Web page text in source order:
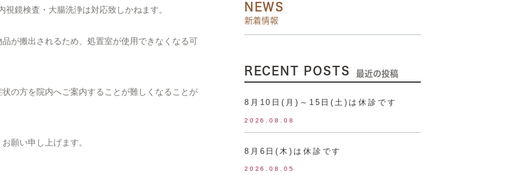
鏡検査・大腸洗浄は対応致しかねます。
が搬出されるため、処置室が使用できなくなる可
の方を院内へご案内することが難しくなることが
願い申し上げます。
NEWS
新着情報
RECENT POSTS 最近の投稿
8月10日(月)～15日(土)は休診です
2026.08.08
8月6日(木)は休診です
2026.08.05